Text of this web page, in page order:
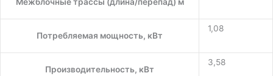
Потребляемая мощность, кВт
1,08
Производительность, кВт
3,58